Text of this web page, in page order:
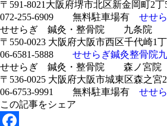
〒591-8021大阪府堺市北区新金岡町2丁
072-255-6909 無料駐車場有 せせ
せせらぎ 鍼灸・整骨院 九条院
〒550-0023 大阪府大阪市西区千代崎1
06-6581-5888 せせらぎ鍼灸整骨院
せせらぎ 鍼灸・整骨院 森ノ宮院
〒536-0025 大阪府大阪市城東区森之宮
06-6753-9991 無料駐車場有 せせ
この記事をシェア